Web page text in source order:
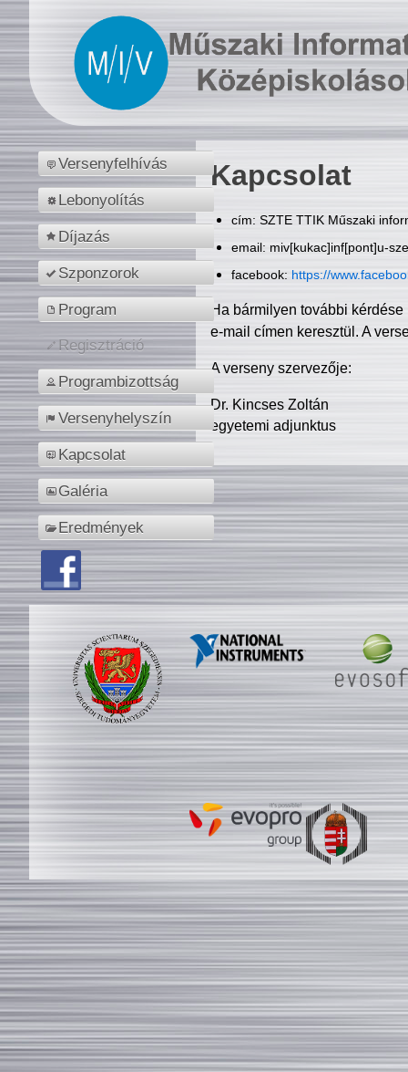
Versenyfelhívás
Lebonyolítás
Díjazás
Szponzorok
Program
Regisztráció
Programbizottság
Versenyhelyszín
Kapcsolat
Galéria
Eredmények
Kapcsolat
cím: SZTE TTIK Műszaki
email: miv[kukac]inf[pont]u-
facebook: https://
Ha bármilyen további
e-mail címen keresztül. A
A verseny szervezője:
Dr. Kincses Zoltán
egyetemi adjunktus